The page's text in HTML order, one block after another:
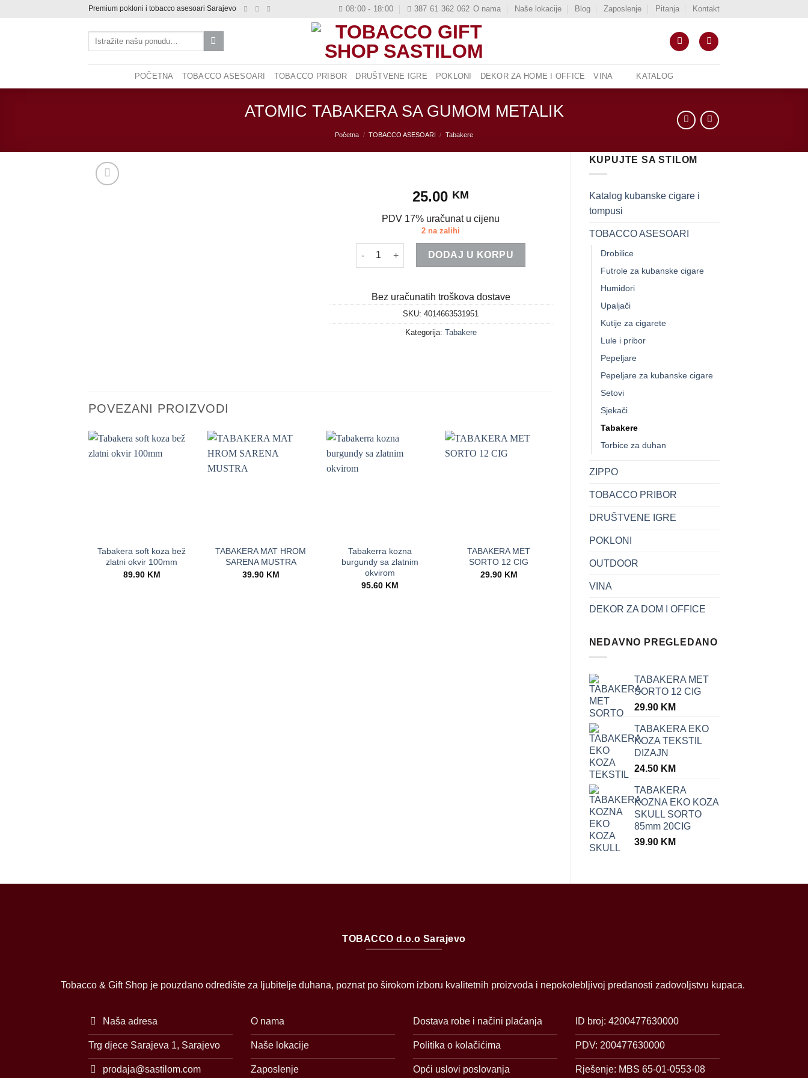
Premium pokloni i tobacco asesoari Sarajevo 08:00 - 18:00 387 61 362 062 O nama Naše lokacije Blog Zaposlenje Pitanja Kontakt
Pretraži:
POČETNA TOBACCO ASESOARI TOBACCO PRIBOR DRUŠTVENE IGRE POKLONI DEKOR ZA HOME I OFFICE VINA KATALOG
ATOMIC TABAKERA SA GUMOM METALIK
Početna / TOBACCO ASESOARI / Tabakere
KUPUJTE SA STILOM
Katalog kubanske cigare i
tompusi
TOBACCO ASESOARI
Drobilice
Futrole za kubanske cigare
Humidori
Upaljači
Kutije za cigarete
Lule i pribor
Pepeljare
Pepeljare za kubanske cigare
Setovi
Sjekači
Tabakere
Torbice za duhan
ZIPPO
TOBACCO PRIBOR
DRUŠTVENE IGRE
POKLONI
OUTDOOR
VINA
DEKOR ZA DOM I OFFICE
NEDAVNO PREGLEDANO
TABAKERA MET
SORTO 12 CIG
29.90 KM
TABAKERA EKO
KOZA TEKSTIL
DIZAJN
24.50 KM
TABAKERA
KOZNA EKO KOZA
SKULL SORTO
85mm 20CIG
39.90 KM
25.00 KM
PDV 17% uračunat u cijenu
2 na zalihi
ATOMIC TABAKERA SA GUMOM METALIK količina
DODAJ U KORPU
Bez uračunatih troškova dostave
SKU:4014663531951
Kategorija: Tabakere
POVEZANI PROIZVODI
Tabakera soft koza bež
zlatni okvir 100mm
89.90 KM
TABAKERA MAT HROM
SARENA MUSTRA
39.90 KM
Tabakerra kozna
burgundy sa zlatnim
okvirom
95.60 KM
TABAKERA MET
SORTO 12 CIG
29.90 KM
KOZA SKULL SORTO
39.90
TOBACCO d.o.o Sarajevo
Tobacco & Gift Shop je pouzdano odredište za ljubitelje duhana, poznat po širokom izboru kvalitetnih proizvoda i nepokolebljivoj predanosti zadovoljstvu kupaca.
Naša adresa
Trg djece Sarajeva 1, Sarajevo
prodaja@sastilom.com
O nama
Naše lokacije
Zaposlenje
Dostava robe i načini plaćanja
Politika o kolačićima
Opći uslovi poslovanja
ID broj: 4200477630000
PDV: 200477630000
Rješenje: MBS 65-01-0553-08